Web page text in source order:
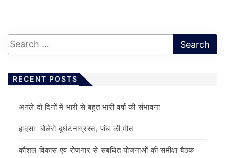
RECENT POSTS
अगले दो दिनों में भारी से बहुत भारी वर्षा की संभावना
हादसाः बोलेरो दुर्घटनाग्रस्त, पांच की मौत
कौशल विकास एवं रोजगार से संबंधित योजनाओं की समीक्षा बैठक